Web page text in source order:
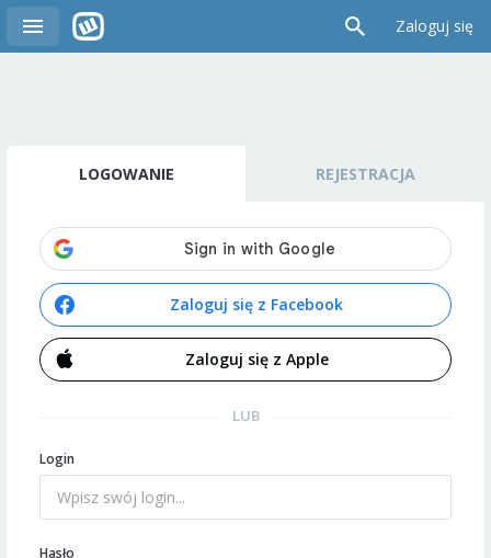
Zaloguj się
LOGOWANIE REJESTRACJA
Zaloguj się z Facebook
Zaloguj się z Apple
LUB
Login
Hasło